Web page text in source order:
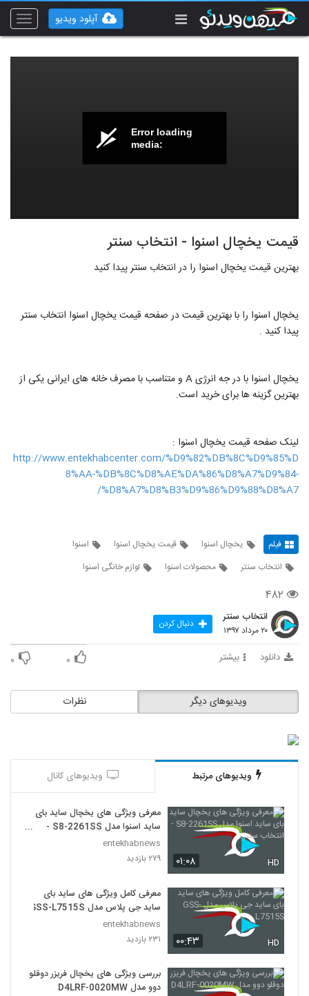
Toggle
آپلود ویدیو
Error loading
media:
قیمت یخچال اسنوا - انتخاب سنتر
بهترین قیمت یخچال اسنوا را در انتخاب سنتر پیدا کنید
یخچال اسنوا را با بهترین قیمت در صفحه قیمت یخچال اسنوا انتخاب سنتر
پیدا کنید .
یخچال اسنوا با در جه انرژی A و متناسب با مصرف خانه های ایرانی یکی از
بهترین گزینه ها برای خرید است.
لینک صفحه قیمت یخچال اسنوا :
http://www.entekhabcenter.com/%D9%82%DB%8C%D9%85%D
8%AA-%DB%8C%D8%AE%DA%86%D8%A7%D9%84-
%D8%A7%D8%B3%D9%86%D9%88%D8%A7/
فیلم یخچال اسنوا قیمت یخچال اسنوا
اسنوا
انتخاب سنتر
محصولات اسنوا لوازم خانگی اسنوا
۴۸۲
انتخاب سنتر
۲۰ مرداد ۱۳۹۷ دنبال کردن
دانلود بیشتر ۰ ۰
نظرات ویدیوهای دیگر
ویدیوهای مرتبط ویدیوهای کانال
۰۱:۰۸ HD
معرفی ویژگی های یخچال ساید بای
ساید اسنوا مدل S8-2261SS -
انتخاب سنتر
entekhabnews
۲۷۹ بازدید
۰۰:۴۳ HD
معرفی کامل ویژگی های ساید بای
ساید جی پلاس مدل GSS-L7515S
entekhabnews
۲۳۱ بازدید
بررسی ویژگی های یخچال فریزر دوقلو
دوو مدل D4LRF-0020MW